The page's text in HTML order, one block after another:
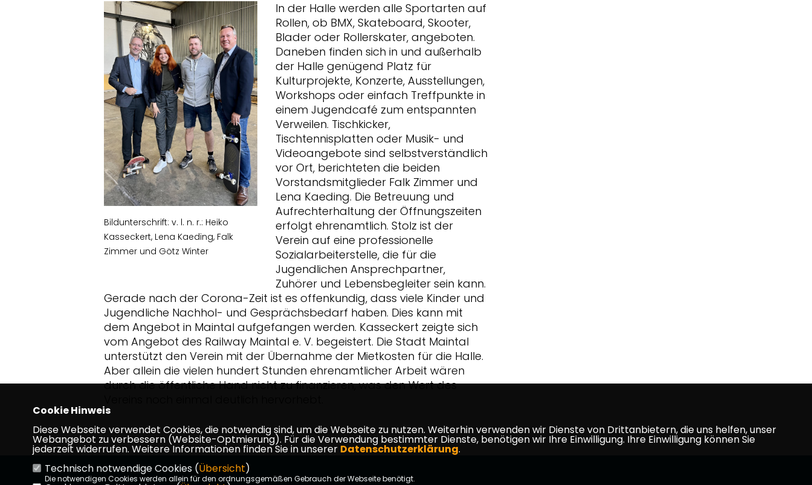
Bildunterschrift: v. l. n. r.: Heiko
Kasseckert, Lena Kaeding, Falk
Zimmer und Götz Winter
In der Halle werden alle Sportarten auf
Rollen, ob BMX, Skateboard, Skooter,
Blader oder Rollerskater, angeboten.
Daneben finden sich in und außerhalb
der Halle genügend Platz für
Kulturprojekte, Konzerte, Ausstellungen,
Workshops oder einfach Treffpunkte in
einem Jugendcafé zum entspannten
Verweilen. Tischkicker,
Tischtennisplatten oder Musik- und
Videoangebote sind selbstverständlich
vor Ort, berichteten die beiden
Vorstandsmitglieder Falk Zimmer und
Lena Kaeding. Die Betreuung und
Aufrechterhaltung der Öffnungszeiten
erfolgt ehrenamtlich. Stolz ist der
Verein auf eine professionelle
Sozialarbeiterstelle, die für die
Jugendlichen Ansprechpartner,
Zuhörer und Lebensbegleiter sein kann.
Gerade nach der Corona-Zeit ist es offenkundig, dass viele Kinder und
Jugendliche Nachhol- und Gesprächsbedarf haben. Dies kann mit
dem Angebot in Maintal aufgefangen werden. Kasseckert zeigte sich
vom Angebot des Railway Maintal e. V. begeistert. Die Stadt Maintal
unterstützt den Verein mit der Übernahme der Mietkosten für die Halle.
Aber allein die vielen hundert Stunden ehrenamtlicher Arbeit wären
durch die öffentliche Hand nicht zu finanzieren, was den Wert des
Cookie Hinweis
Diese Webseite verwendet Cookies, die notwendig sind, um die Webseite zu nutzen. Weiterhin verwenden wir Dienste von Drittanbietern, die uns helfen, unser
Webangebot zu verbessern (Website-Optmierung). Für die Verwendung bestimmter Dienste, benötigen wir Ihre Einwilligung. Ihre Einwilligung können Sie
jederzeit widerrufen. Weitere Informationen finden Sie in unserer Datenschutzerklärung.
Technisch notwendige Cookies (Übersicht)
Die notwendigen Cookies werden allein für den ordnungsgemäßen Gebrauch der Webseite benötigt.